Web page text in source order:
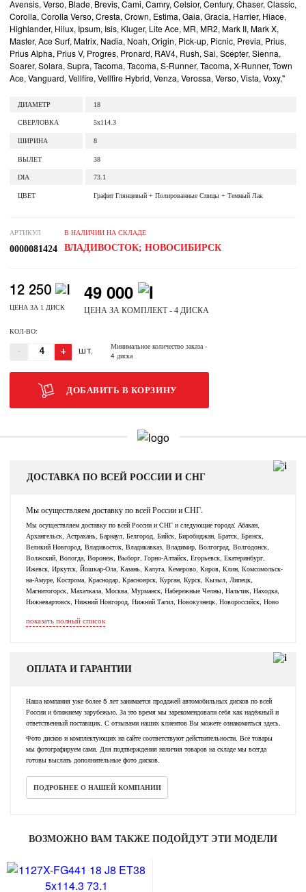
Avensis, Verso, Blade, Brevis, Cami, Camry, Celsior, Century, Chaser, Classic,
Corolla, Corolla Verso, Cresta, Crown, Estima, Gaia, Gracia, Harrier, Hiace,
Highlander, Hilux, Ipsum, Isis, Kluger, Lite Ace, MR, MR2, Mark II, Mark X,
Master, Ace Surf, Matrix, Nadia, Noah, Origin, Pick-up, Picnic, Previa, Prius,
Prius Alpha, Prius V, Progres, Pronard, RAV4, Rush, Sai, Scepter, Sienna,
Soarer, Solara, Supra, Tacoma, Tacoma, S-Runner, Tacoma, X-Runner, Town
Ace, Vanguard, Vellfire, Vellfire Hybrid, Venza, Verossa, Verso, Vista, Voxy,"
ДИАМЕТР 18
СВЕРЛОВКА 5x114.3
ШИРИНА 8
ВЫЛЕТ 38
DIA 73.1
ЦВЕТ Графит Глянцевый + Полированные Спицы + Темный Лак
АРТИКУЛ
0000081424
В НАЛИЧИИ НА СКЛАДЕ
ВЛАДИВОСТОК; НОВОСИБИРСК
12 250
ЦЕНА ЗА 1 ДИСК
49 000
ЦЕНА ЗА КОМПЛЕКТ - 4 ДИСКА
КОЛ-ВО:
- + ШТ.
Минимальное количество заказа-
4 диска
ДОБАВИТЬ В КОРЗИНУ
ДОСТАВКА ПО ВСЕЙ РОССИИ И СНГ
Мы осуществляем доставку по всей России и СНГ.
Мы осуществляем доставку по всей России и СНГ и следующие города: Абакан,
Архангельск, Астрахань, Барнаул, Белгород, Бийск, Биробиджан, Братск, Брянск,
Великий Новгород, Владивосток, Владикавказ, Владимир, Волгоград, Волгодонск,
Волжский, Вологда, Воронеж, Выборг, Горно-Алтайск, Егорьевск, Екатеринбург,
Ижевск, Иркутск, Йошкар-Ола, Казань, Калуга, Кемерово, Киров, Клин, Комсомольск-
на-Амуре, Кострома, Краснодар, Красноярск, Курган, Курск, Кызыл, Липецк,
Магнитогорск, Махачкала, Москва, Мурманск, Набережные Челны, Нальчик, Находка,
Нижневартовск, Нижний Новгород, Нижний Тагил, Новокузнецк, Новороссийск, Ново
показать полный список
ОПЛАТА И ГАРАНТИИ
Наша компания уже более 5 лет занимается продажей автомобильных дисков по всей
России и ближнему зарубежью. За это время мы зарекомендовали себя как надёжный и
ответственный поставщик. С отзывами наших клиентов Вы можете ознакомиться здесь.
Фото дисков и комплектующих на сайте соответствуют действительности. Все товары
мы фотографируем сами. Для подтверждения наличия товаров на складе мы всегда
готовы выслать дополнительные фото дисков.
ПОДРОБНЕЕ О НАШЕЙ КОМПАНИИ
ВОЗМОЖНО ВАМ ТАКЖЕ ПОДОЙДУТ ЭТИ МОДЕЛИ